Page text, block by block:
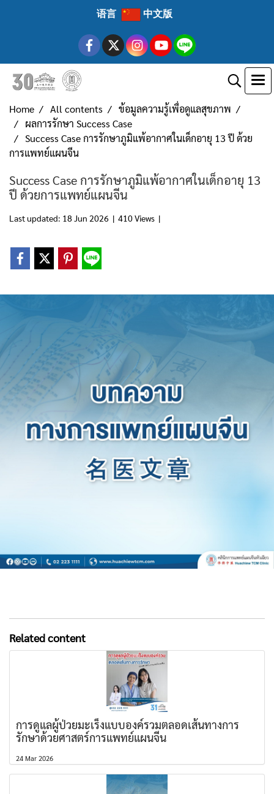
语言 中文版
Home All contents
ข้อมูลความรู้เพื่อดูแลสุขภาพ
ผลการรักษา Success Case
Success Case การรักษาภูมิแพ้อากาศในเด็กอายุ 13 ปี ด้วย
การแพทย์แผนจีน
Success Case การรักษาภูมิแพ้อากาศในเด็กอายุ 13
ปี ด้วยการแพทย์แผนจีน
Last updated: 18 Jun 2026 | 410 Views |
Related content
การดูแลผู้ป่วยมะเร็งแบบองค์รวมตลอดเส้นทางการ
รักษาด้วยศาสตร์การแพทย์แผนจีน
24 Mar 2026